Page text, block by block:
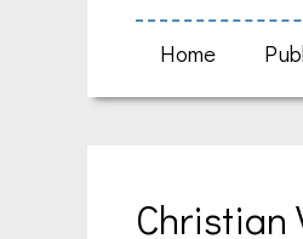
Home
Christian